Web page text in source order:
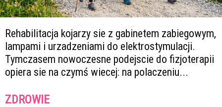
Rehabilitacja kojarzy sie z gabinetem zabiegowym,
lampami i urzadzeniami do elektrostymulacji.
Tymczasem nowoczesne podejscie do fizjoterapii
opiera sie na czymś wiecej: na polaczeniu...
ZDROWIE